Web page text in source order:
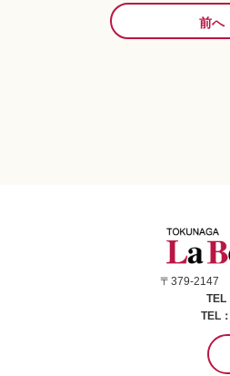
前へ
〒379-2147
TEL
TEL